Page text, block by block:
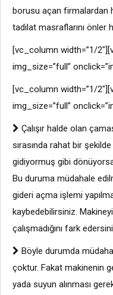
borusu açan firmalardan
tadilat masraflarını önler
[vc_column width=”1/
img_size=”full”
[vc_column width=”1/
img_size=”full”
Çalışır halde olan
sırasında rahat bir
gidiyormuş gibi
Bu duruma müdahale
gideri açma işlemi
kaybedebilirsiniz. Makineyi
çalışmadığını fark
Böyle durumda
çoktur. Fakat makinenin
yada suyun alınması